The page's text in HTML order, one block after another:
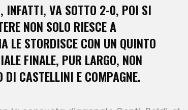
INFATTI, VA SOTTO 2-0, POI SI
NON SOLO RIESCE A
LE STORDISCE CON UN QUINTO
FINALE, PUR LARGO, NON
CASTELLINI E COMPAGNE.